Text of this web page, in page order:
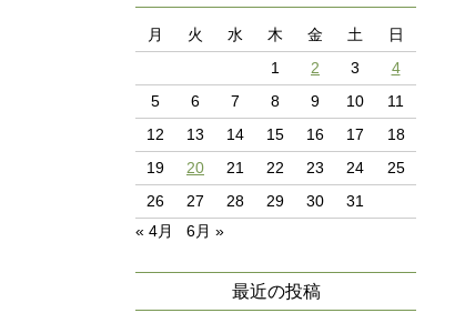
月 火 水 木 金 土 日
1 2 3
4
5
6 7 8 9 10
11
12
13 14 15 16 17
18
19
20 21 22 23 24
25
26
27 28 29 30 31
« 4月 6月 »
最近の投稿